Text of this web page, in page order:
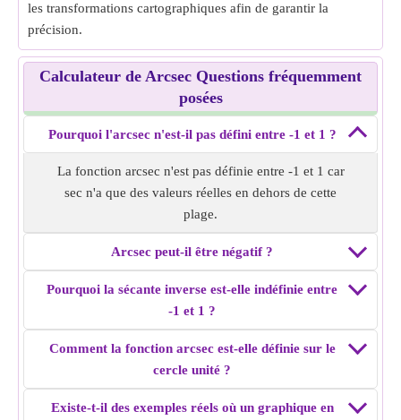
les transformations cartographiques afin de garantir la
précision.
Calculateur de Arcsec Questions fréquemment
posées
Pourquoi l'arcsec n'est-il pas défini entre -1 et 1 ?
La fonction arcsec n'est pas définie entre -1 et 1 car
sec n'a que des valeurs réelles en dehors de cette
plage.
Arcsec peut-il être négatif ?
Pourquoi la sécante inverse est-elle indéfinie entre
-1 et 1 ?
Comment la fonction arcsec est-elle définie sur le
cercle unité ?
Existe-t-il des exemples réels où un graphique en